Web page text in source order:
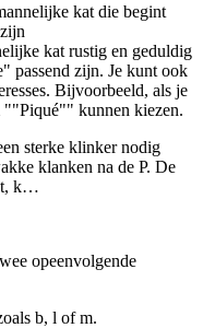
kat die begint
kat rustig en geduldig
passend zijn. Je kunt ook
Bijvoorbeeld, als je
""Piqué"" kunnen kiezen.
sterke klinker nodig
klanken na de P. De
t, k…
opeenvolgende
b, l of m.